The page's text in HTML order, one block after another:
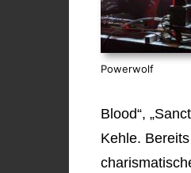
Powerwolf
Blood“,
Kehle.